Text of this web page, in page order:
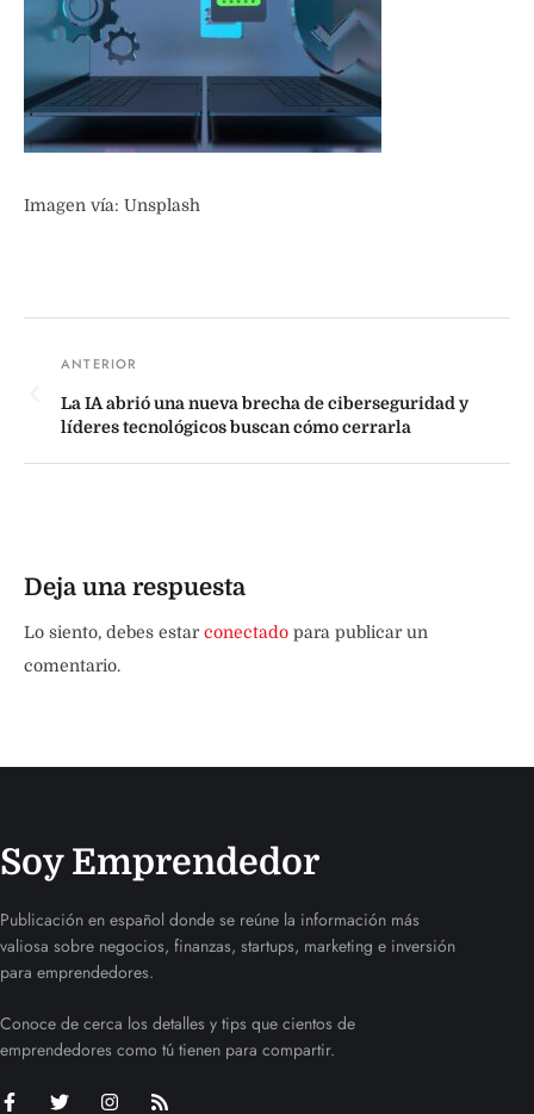
Imagen vía: Unsplash
La IA abrió una nueva brecha de ciberseguridad y
líderes tecnológicos buscan cómo cerrarla
Deja una respuesta
Lo siento, debes estarconectado para publicar un
comentario.
Soy Emprendedor
Publicación en español donde se reúne la información más
valiosa sobre negocios, finanzas, startups, marketing e inversión
para emprendedores.
Conoce de cerca los detalles y tips que cientos de
emprendedores como tú tienen para compartir.